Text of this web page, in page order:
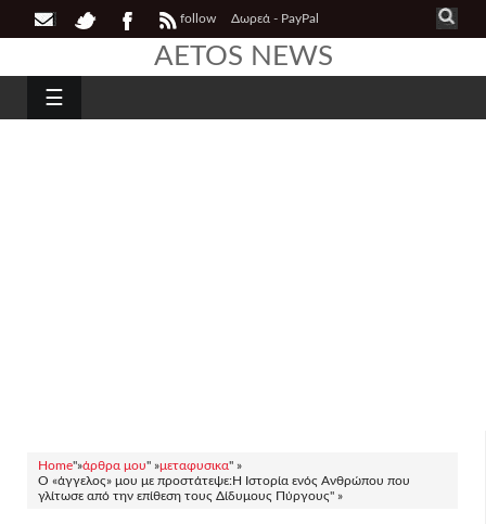
follow Δωρεά - PayPal
AETOS NEWS
☰
Home"»άρθρα μου" »μεταφυσικα" »
Ο «άγγελος» μου με προστάτεψε:Η Ιστορία ενός Ανθρώπου που
γλίτωσε από την επίθεση τους Δίδυμους Πύργους" »